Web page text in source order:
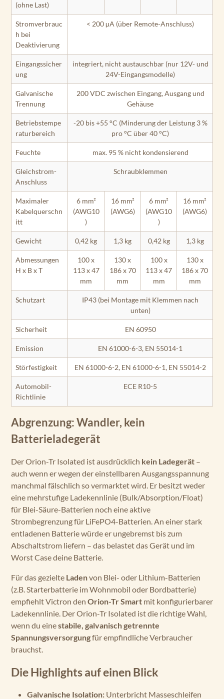
(ohne Last)
Stromverbrauc
h bei
Deaktivierung
< 200 µA (über Remote-Anschluss)
Eingangssicher
ung
integriert, nicht austauschbar (nur 12V- und
24V-Eingangsmodelle)
Galvanische
Trennung
200 VDC zwischen Eingang, Ausgang und
Gehäuse
Betriebstempe
raturbereich
-20 bis +55 °C (Minderung der Leistung 3 %
pro °C über 40 °C)
Feuchte max. 95 % nicht kondensierend
Gleichstrom-
Anschluss
Schraubklemmen
Maximaler
Kabelquerschn
itt
6 mm²
(AWG10
)
16 mm²
(AWG6)
6 mm²
(AWG10
)
16 mm²
(AWG6)
Gewicht 0,42 kg 1,3 kg 0,42 kg 1,3 kg
Abmessungen
H x B x T
100 x
113 x 47
mm
130 x
186 x 70
mm
100 x
113 x 47
mm
130 x
186 x 70
mm
Schutzart
IP43 (bei Montage mit Klemmen nach
unten)
Sicherheit EN 60950
Emission EN 61000-6-3, EN 55014-1
Störfestigkeit EN 61000-6-2, EN 61000-6-1, EN 55014-2
Automobil-
Richtlinie
ECE R10-5
Abgrenzung: Wandler, kein
Batterieladegerät
Der Orion-Tr Isolated ist ausdrücklich kein Ladegerät –
auch wenn er wegen der einstellbaren Ausgangsspannung
manchmal fälschlich so vermarktet wird. Er besitzt weder
eine mehrstufige Ladekennlinie (Bulk/Absorption/Float)
für Blei-Säure-Batterien noch eine aktive
Strombegrenzung für LiFePO4-Batterien. An einer stark
entladenen Batterie würde er ungebremst bis zum
Abschaltstrom liefern – das belastet das Gerät und im
Worst Case deine Batterie.
Für das gezielte Ladenvon Blei- oder Lithium-Batterien
(z.B. Starterbatterie im Wohnmobil oder Bordbatterie)
empfiehlt Victron den Orion-Tr Smart mit konfigurierbarer
Ladekennlinie. Der Orion-Tr Isolated ist die richtige Wahl,
wenn du einestabile, galvanisch getrennte
Spannungsversorgungfür empfindliche Verbraucher
brauchst.
Die Highlights auf einen Blick
Galvanische Isolation: Unterbricht Masseschleifen